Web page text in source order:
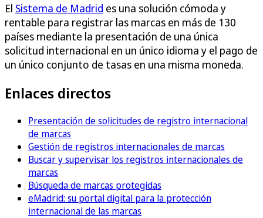
El Sistema de Madrid es una solución cómoda y
rentable para registrar las marcas en más de 130
países mediante la presentación de una única
solicitud internacional en un único idioma y el pago de
un único conjunto de tasas en una misma moneda.
Enlaces directos
Presentación de solicitudes de registro internacional
de marcas
Gestión de registros internacionales de marcas
Buscar y supervisar los registros internacionales de
marcas
Búsqueda de marcas protegidas
eMadrid: su portal digital para la protección
internacional de las marcas